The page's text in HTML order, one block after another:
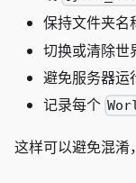
保持文件夹名
切换或清除世
避免服务器运
记录每个
这样可以避免混淆